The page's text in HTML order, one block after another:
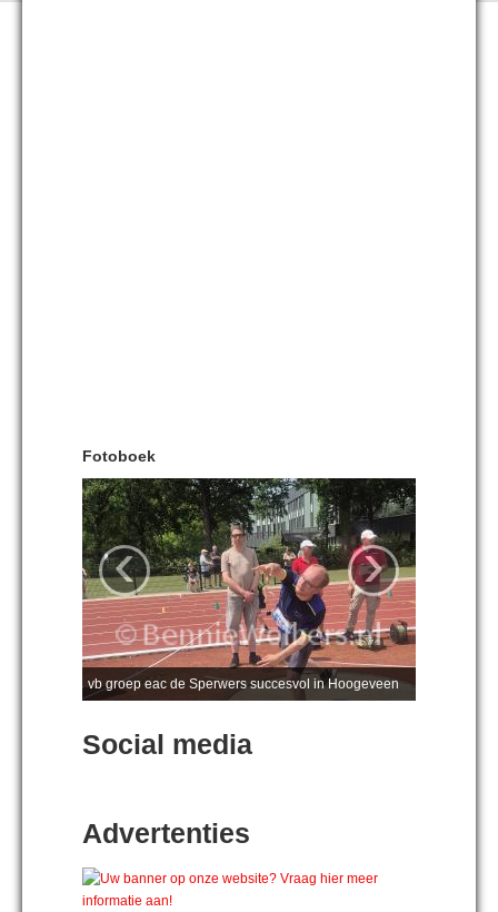
Fotoboek
vb groep eac de Sperwers succesvol in Hoogeveen
‹ ›
Social media
Advertenties